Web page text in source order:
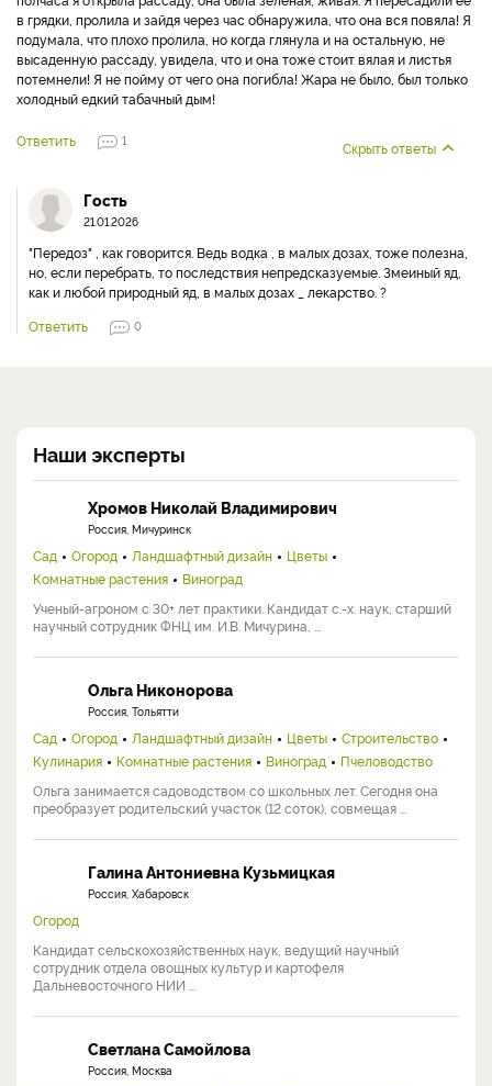
в грядки, пролила и зайдя через час обнаружила, что она вся повяла! Я
подумала, что плохо пролила, но когда глянула и на остальную, не
высаденную рассаду, увидела, что и она тоже стоит вялая и листья
потемнели! Я не пойму от чего она погибла! Жара не было, был только
холодный едкий табачный дым!
Ответить 1 Скрыть ответы
Гость
21.01.2026
"Передоз" , как говорится. Ведь водка , в малых дозах, тоже полезна,
но, если перебрать, то последствия непредсказуемые. Змеиный яд,
как и любой природный яд, в малых дозах _ лекарство. ?
Ответить
0
Наши эксперты
Хромов Николай Владимирович
Россия, Мичуринск
Сад Огород Ландшафтный дизайн
Цветы
Комнатные растения
Виноград
Ученый-агроном с 30+ лет практики. Кандидат с.-х. наук, старший
научный сотрудник ФНЦ им. И.В. Мичурина, ...
Ольга Никонорова
Россия, Тольятти
Сад Огород Ландшафтный дизайн Цветы
Строительство
Кулинария
Комнатные растения Виноград
Пчеловодство
Ольга занимается садоводством со школьных лет. Сегодня она
преобразует родительский участок (12 соток), совмещая ...
Галина Антониевна Кузьмицкая
Россия, Хабаровск
Огород
Кандидат сельскохозяйственных наук, ведущий научный
сотрудник отдела овощных культур и картофеля
Дальневосточного НИИ ...
Светлана Самойлова
Россия, Москва